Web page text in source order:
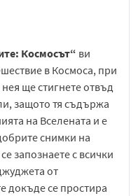
Космосът“ ви
в Космоса, при
ще стигнете отвъд
защото тя съдържа
на Вселената и е
снимки на
запознаете с всички
от
докъде се простира